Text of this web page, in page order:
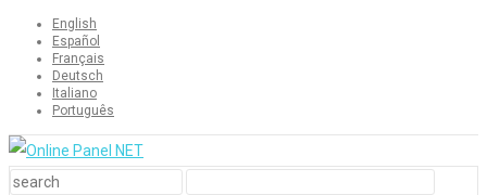
English
Español
Français
Deutsch
Italiano
Português